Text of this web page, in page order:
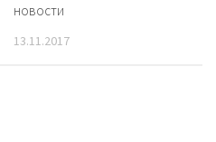
новости
13.11.2017